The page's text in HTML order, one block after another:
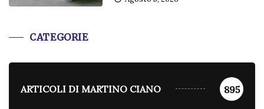
CATEGORIE
ARTICOLI DI MARTINO CIANO 895